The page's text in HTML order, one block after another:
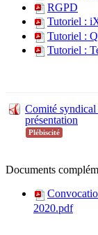
RGPD
Tutoriel :
Tutoriel :
Tutoriel :
Comité
présentation
Plébiscité
Documents
2020.pdf